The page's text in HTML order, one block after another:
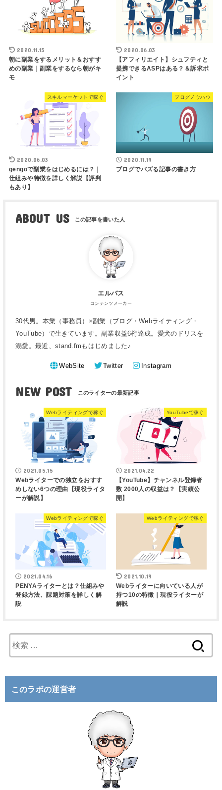
2020.11.15
朝に副業をするメリット＆おすす
めの副業｜副業をするなら朝がキ
モ
2020.06.03
【アフィリエイト】シュフティと
提携できるASPはある？＆訴求ポ
イント
スキルマーケットで稼ぐ
2020.06.03
gengoで副業をはじめるには？｜
仕組みや特徴を詳しく解説【評判
もあり】
ブログノウハウ
2020.11.19
ブログでバズる記事の書き方
ABOUT US
エルバス
コンテンツメーカー
30代男。本業（事務員）×副業（ブログ・Webライティング・
YouTube）で生きています。副業収益6桁達成。愛犬のドリスを
溺愛。最近、stand.fmもはじめました♪
WebSite Twitter Instagram
NEW POST
Webライティングで稼ぐ
2021.05.15
Webライターでの独立をおすす
めしない6つの理由【現役ライタ
ーが解説】
YouTubeで稼ぐ
2021.04.22
【YouTube】チャンネル登録者
数 2000人の収益は？【実績公
開】
Webライティングで稼ぐ
2021.04.16
PENYAライターとは？仕組みや
登録方法、課題対策を詳しく解
説
Webライティングで稼ぐ
2021.10.19
Webライターに向いている人が
持つ10の特徴｜現役ライターが
解説
索
このラボの運営者